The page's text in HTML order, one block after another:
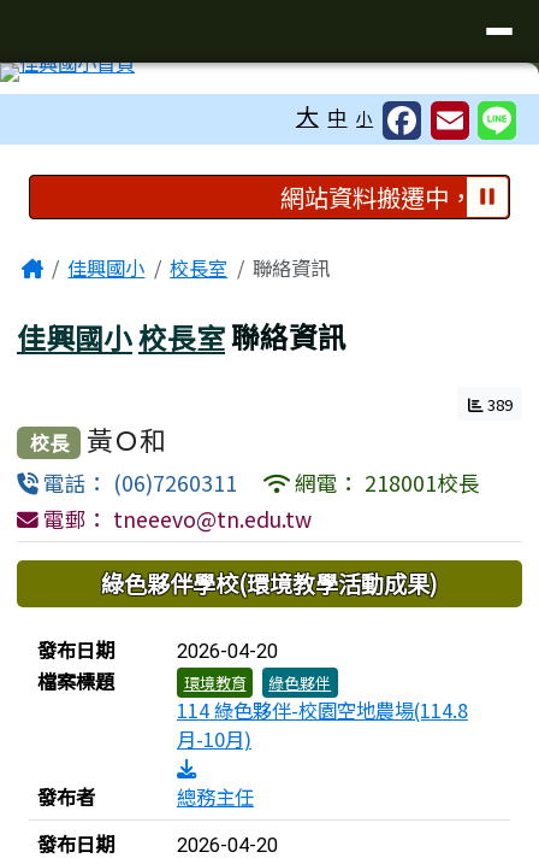
臺南市佳里區佳興國民國小全球資訊
大 中 小
上中區域內容 網站資料搬遷中，如需
主內容區域
Home佳興國小 校長室 聯絡資訊
佳興國小校長室聯絡資訊
389
校長 黃Ｏ和
電話： (06)7260311
網電： 218001校長
電郵： tneeevo@tn.edu.tw
下中區域內容綠色夥伴學校(環境教學活動成果)
檔案列表
發布日期 2026-04-20
檔案標題 環境教育 綠色夥伴
114 綠色夥伴-校園空地農場(114.8
月-10月)
發布者
總務主任
發布日期
2026-04-20